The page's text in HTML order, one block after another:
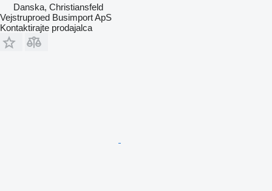
Danska, Christiansfeld
Vejstruproed Busimport ApS
Kontaktirajte prodajalca